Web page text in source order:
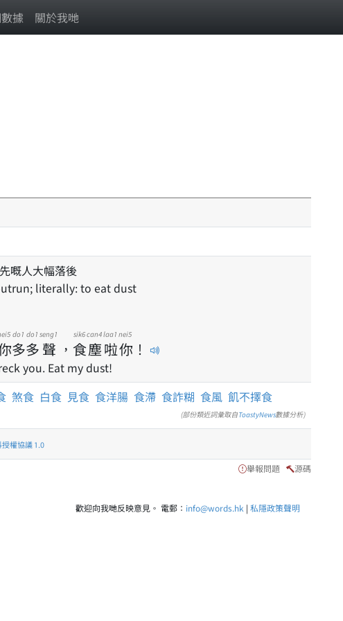
據 關於我哋
嘅人大幅落後
literally: to eat dust
多
do1
多
do1
聲
seng1
， 食
sik6
塵
can4
啦
laa1
你
nei5
！
you. Eat my dust!
煞食 白食 見食 食洋腸 食滯 食詐糊 食風 飢不擇食
(部份類近詞彙取自ToastyNews數據分析)
權協議 1.0
舉報問題 源碼
歡迎向我哋反映意見。 電郵： info@words.hk | 私隱政策聲明